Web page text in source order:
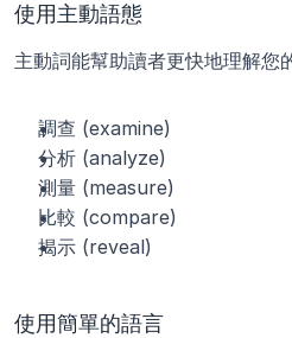
使用主動語態
主動詞能幫助讀者更快地理解您
調查 (examine)
分析 (analyze)
測量 (measure)
比較 (compare)
揭示 (reveal)
使用簡單的語言